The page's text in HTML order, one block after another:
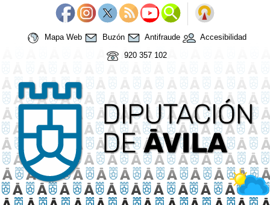
Mapa Web Buzón Antifraude
Accesibilidad
920 357 102